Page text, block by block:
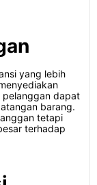
yang lebih
pelanggan dapat
barang.
tetapi
terhadap